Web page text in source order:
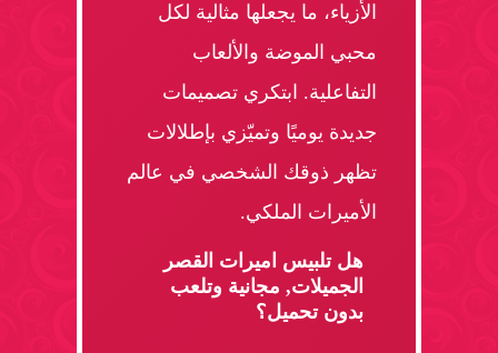
الأزياء، ما يجعلها مثالية لكل
محبي الموضة والألعاب
التفاعلية. ابتكري تصميمات
جديدة يوميًا وتميّزي بإطلالات
تظهر ذوقك الشخصي في عالم
الأميرات الملكي.
هل تلبيس اميرات القصر
الجميلات, مجانية وتلعب
بدون تحميل؟